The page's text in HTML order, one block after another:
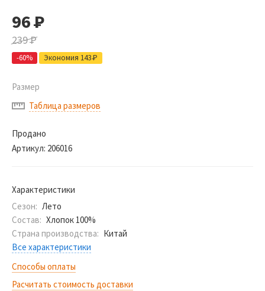
96Р
239Р
-60% Экономия 143Р
Размер
Таблица размеров
Продано
Артикул: 206016
Характеристики
Сезон: Лето
Состав: Хлопок 100%
Страна производства: Китай
Все характеристики
Способы оплаты
Расчитать стоимость доставки